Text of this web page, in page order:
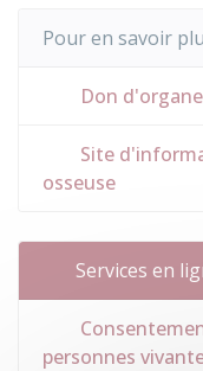
Pour en savoir
Don
Site
osseuse
Services en
personnes